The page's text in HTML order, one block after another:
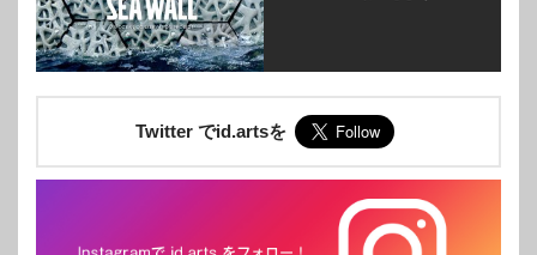
Twitter でid.artsを